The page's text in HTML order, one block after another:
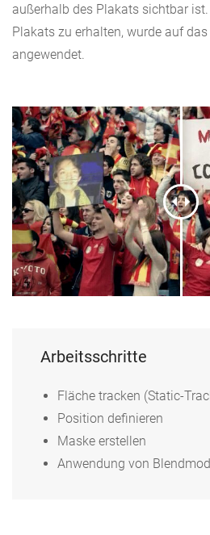
außerhalb des Plakats sichtbar
Plakats zu erhalten, wurde auf
angewendet.
Arbeitsschritte
Fläche tracken (Static-
Position definieren
Maske erstellen
Anwendung von